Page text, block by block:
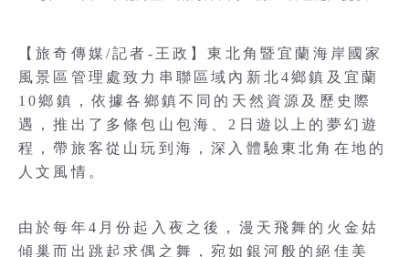
【旅奇傳媒/記者-王政】東北角暨宜蘭海岸國家
風景區管理處致力串聯區域內新北4鄉鎮及宜蘭
10鄉鎮，依據各鄉鎮不同的天然資源及歷史際
遇，推出了多條包山包海、2日遊以上的夢幻遊
程，帶旅客從山玩到海，深入體驗東北角在地的
人文風情。
由於每年4月份起入夜之後，漫天飛舞的火金姑
傾巢而出跳起求偶之舞，宛如銀河般的絕佳美